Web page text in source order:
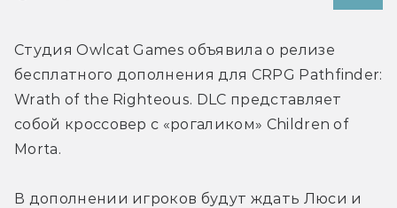
Студия Owlcat Games объявила о релизе
бесплатного дополнения для CRPG Pathfinder:
Wrath of the Righteous. DLC представляет
собой кроссовер с «рогаликом» Children of
Morta.
В дополнении игроков будут ждать Люси и